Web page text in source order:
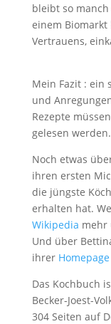
bleibt so
einem Biomarkt
Vertrauens,
Mein Fazit : ein
und
Rezepte
gelesen werden.
Noch etwas
ihren ersten
die jüngste
erhalten hat.
Wikipedia mehr
Und über
ihrer Homepage
Das Kochbuch
Becker-Joest-
304 Seiten auf